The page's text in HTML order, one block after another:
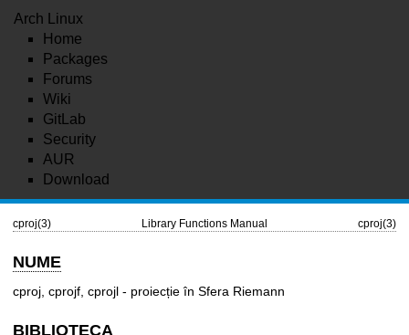
Arch Linux
Home
Packages
Forums
Wiki
GitLab
Security
AUR
Download
cproj(3) Library Functions Manual cproj(3)
NUME
cproj, cprojf, cprojl - proiecție în Sfera Riemann
BIBLIOTECA